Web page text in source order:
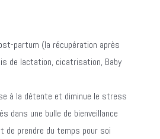
partum (la récupération après
de lactation, cicatrisation, Baby
à la détente et diminue le stress
dans une bulle de bienveillance
de prendre du temps pour soi